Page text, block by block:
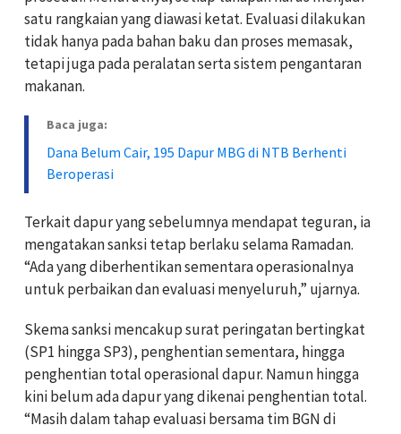
satu rangkaian yang diawasi ketat. Evaluasi dilakukan
tidak hanya pada bahan baku dan proses memasak,
tetapi juga pada peralatan serta sistem pengantaran
makanan.
Baca juga:
Dana Belum Cair, 195 Dapur MBG di NTB Berhenti
Beroperasi
Terkait dapur yang sebelumnya mendapat teguran, ia
mengatakan sanksi tetap berlaku selama Ramadan.
“Ada yang diberhentikan sementara operasionalnya
untuk perbaikan dan evaluasi menyeluruh,” ujarnya.
Skema sanksi mencakup surat peringatan bertingkat
(SP1 hingga SP3), penghentian sementara, hingga
penghentian total operasional dapur. Namun hingga
kini belum ada dapur yang dikenai penghentian total.
“Masih dalam tahap evaluasi bersama tim BGN di